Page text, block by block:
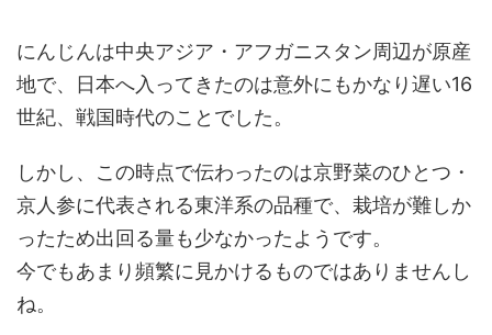
にんじんは中央アジア・アフガニスタン周辺が原産
地で、日本へ入ってきたのは意外にもかなり遅い16
世紀、戦国時代のことでした。
しかし、この時点で伝わったのは京野菜のひとつ・
京人参に代表される東洋系の品種で、栽培が難しか
ったため出回る量も少なかったようです。
今でもあまり頻繁に見かけるものではありませんし
ね。